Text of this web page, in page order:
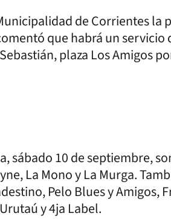
de Corrientes la
que habrá un servicio
plaza Los Amigos
sábado 10 de septiembre,
La Mono y La Murga.
Pelo Blues y Amigos,
y 4ja Label.